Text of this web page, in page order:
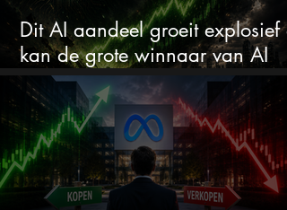
Dit AI aandeel groeit explosief
kan de grote winnaar van AI
worden